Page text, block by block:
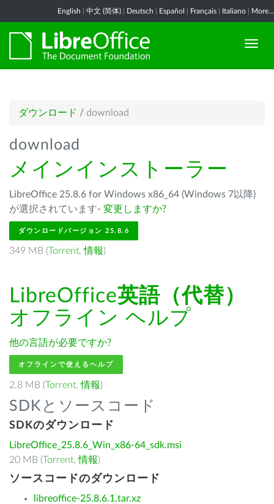
English 中文 (简体) Deutsch Español Français Italiano More...
ダウンロード / download
download
メインインストーラー
LibreOffice 25.8.6 for Windows x86_64 (Windows 7以降)
が選択されています- 変更しますか?
ダウンロードバージョン 25.8.6
349 MB (Torrent,情報)
LibreOffice英語（代替）
オフライン ヘルプ
他の言語が必要ですか?
オフラインで使えるヘルプ
2.8 MB (Torrent,情報)
SDKとソースコード
SDKのダウンロード
LibreOffice_25.8.6_Win_x86-64_sdk.msi
20 MB (Torrent,情報)
ソースコードのダウンロード
libreoffice-25.8.6.1.tar.xz